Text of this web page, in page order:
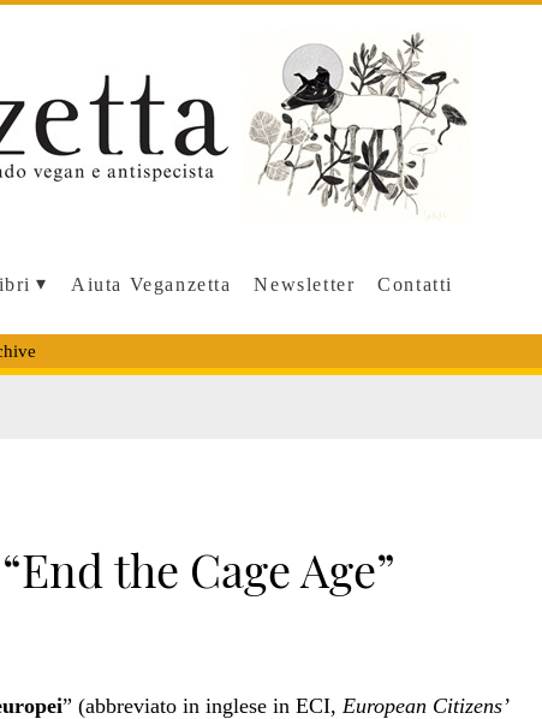
Aiuta Veganzetta Newsletter Contatti
the Cage Age”
” (abbreviato in inglese in ECI, European Citizens’